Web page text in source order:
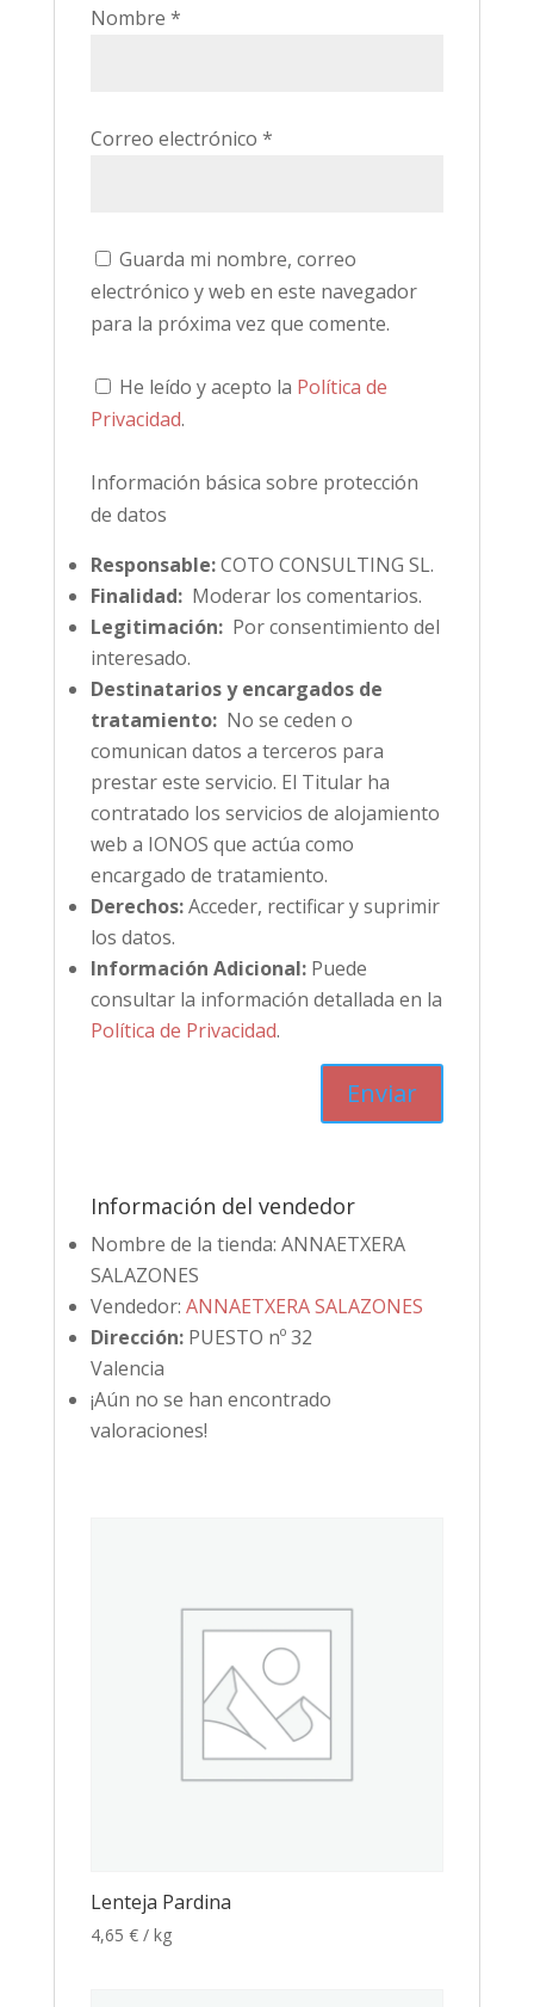
Nombre *
Correo electrónico *
Guarda mi nombre, correo
electrónico y web en este navegador
para la próxima vez que comente.
He leído y acepto la Política de
Privacidad.
Información básica sobre protección
de datos
Responsable:COTO CONSULTING SL.
Finalidad:Moderar los comentarios.
Legitimación:Por consentimiento del
interesado.
Destinatarios y encargados de
tratamiento:No se ceden o
comunican datos a terceros para
prestar este servicio. El Titular ha
contratado los servicios de alojamiento
web a IONOS que actúa como
encargado de tratamiento.
Derechos:Acceder, rectificar y suprimir
los datos.
Información Adicional:Puede
consultar la información detallada en la
Política de Privacidad.
Información del vendedor
Nombre de la tienda: ANNAETXERA
SALAZONES
Vendedor: ANNAETXERA SALAZONES
Dirección: PUESTO nº 32
Valencia
¡Aún no se han encontrado
valoraciones!
Lenteja Pardina
4,65 € / kg